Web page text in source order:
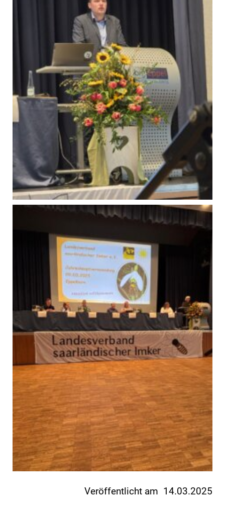
Veröffentlicht am 14.03.2025